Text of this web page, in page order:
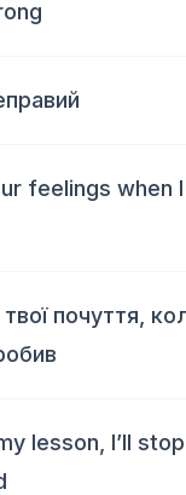
feelings when
почуття,
lesson, I’ll